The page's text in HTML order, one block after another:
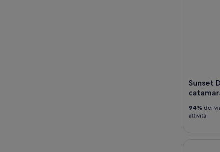
Sunset
94% dei
attività